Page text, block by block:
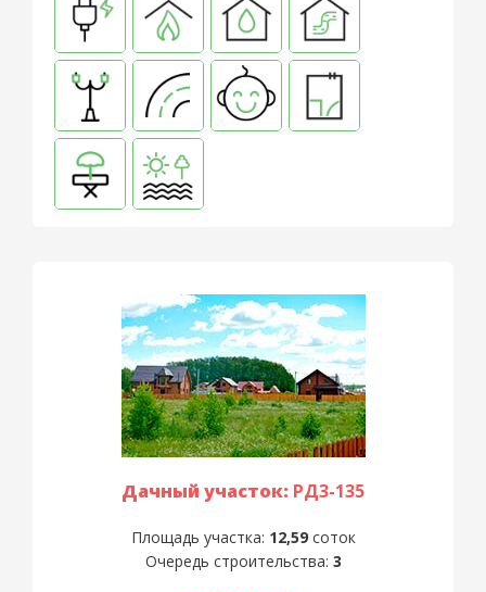
Дачный участок: РД3-135
Площадь участка: 12,59соток
Очередь строительства: 3